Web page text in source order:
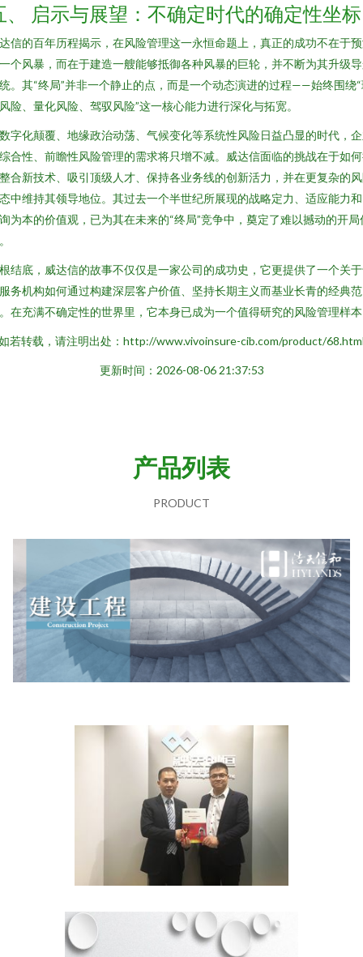
、 启示与展望：不确定时代的确定性坐标
信的百年历程揭示，在风险管理这一永恒命题上，真正的成功不在于
个风暴，而在于建造一艘能够抵御各种风暴的巨轮，并不断为其升级
。其“终局”并非一个静止的点，而是一个动态演进的过程——始终围绕
险、量化风险、驾驭风险”这一核心能力进行深化与拓宽。
字化颠覆、地缘政治动荡、气候变化等系统性风险日益凸显的时代，
合性、前瞻性风险管理的需求将只增不减。威达信面临的挑战在于如
合新技术、吸引顶级人才、保持各业务线的创新活力，并在更复杂的
中维持其领导地位。其过去一个半世纪所展现的战略定力、适应能力
为本的价值观，已为其在未来的“终局”竞争中，奠定了难以撼动的开局
结底，威达信的故事不仅仅是一家公司的成功史，它更提供了一个关
务机构如何通过构建深层客户价值、坚持长期主义而基业长青的经典范
在充满不确定性的世界里，它本身已成为一个值得研究的风险管理样
若转载，请注明出处：http://www.vivoinsure-cib.com/product/
更新时间：2026-08-06 21:37:53
产品列表
PRODUCT